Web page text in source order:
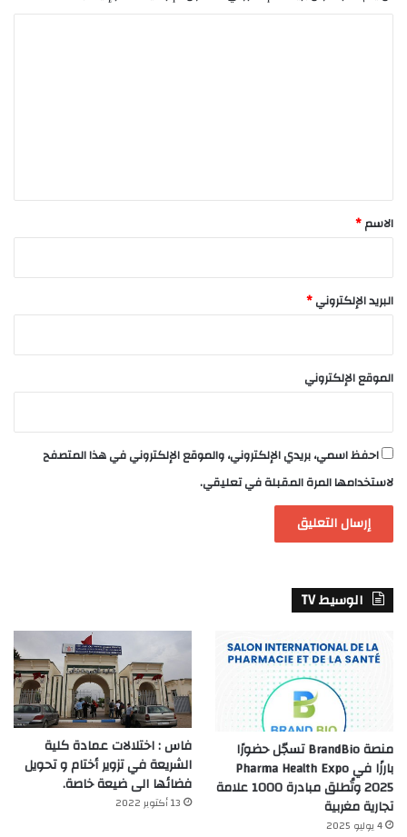
*
الاسم*
البريد الإلكتروني*
الموقع الإلكتروني
احفظ اسمي، بريدي الإلكتروني، والموقع الإلكتروني في هذا المتصفح
لاستخدامها المرة المقبلة في تعليقي.
الوسيط TV
منصة BrandBio تسجّل حضورًا
بارزًا في Pharma Health Expo
2025 وتُطلق مبادرة 1000 علامة
تجارية مغربية
4 يوليو 2025
فاس : اختلالات عمادة كلية
الشريعة في تزوير أختام و تحويل
فضائها الى ضيعة خاصة.
13 أكتوبر 2022